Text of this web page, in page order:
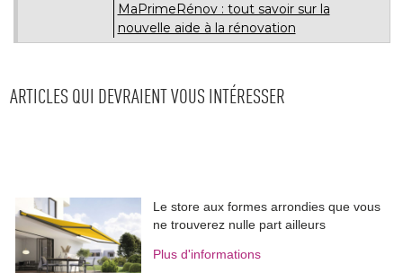
MaPrimeRénov : tout savoir sur la
nouvelle aide à la rénovation
ARTICLES QUI DEVRAIENT VOUS INTÉRESSER
Le store aux formes arrondies que vous
ne trouverez nulle part ailleurs
Plus d'informations